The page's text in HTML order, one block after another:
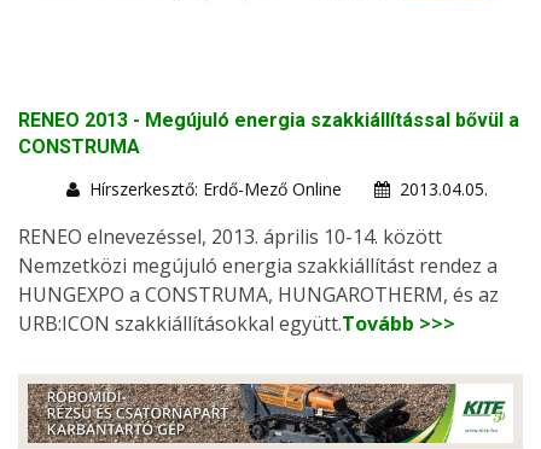
RENEO 2013 - Megújuló energia szakkiállítással bővül a
CONSTRUMA
Hírszerkesztő: Erdő-Mező Online
2013.04.05.
RENEO elnevezéssel, 2013. április 10-14. között
Nemzetközi megújuló energia szakkiállítást rendez a
HUNGEXPO a CONSTRUMA, HUNGAROTHERM, és az
URB:ICON szakkiállításokkal együtt.Tovább >>>